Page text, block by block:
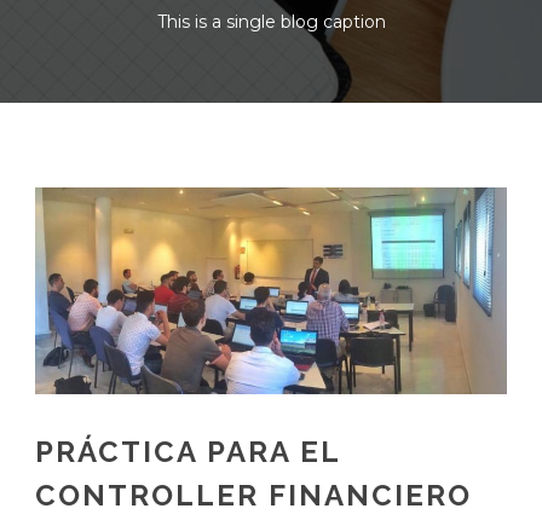
This is a single blog caption
PRÁCTICA PARA EL
CONTROLLER FINANCIERO